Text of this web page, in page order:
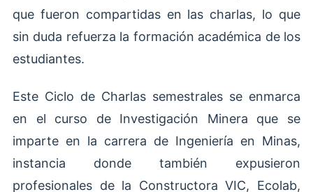
que fueron compartidas en las charlas, lo que
sin duda refuerza la formación académica de los
estudiantes.
Este Ciclo de Charlas semestrales se enmarca
en el curso de Investigación Minera que se
imparte en la carrera de Ingeniería en Minas,
instancia donde también expusieron
profesionales de la Constructora VIC, Ecolab,